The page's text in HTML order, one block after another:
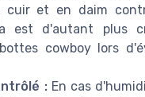
cuir et en daim
est d'autant plus
cowboy lors
:En cas